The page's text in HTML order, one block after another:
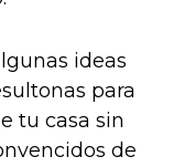
ideas
para
tu casa sin
de